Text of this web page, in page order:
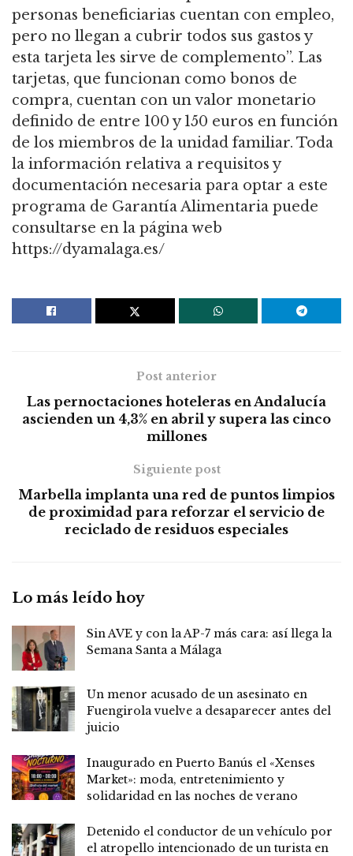
personas beneficiarias cuentan con empleo,
pero no llegan a cubrir todos sus gastos y
esta tarjeta les sirve de complemento”. Las
tarjetas, que funcionan como bonos de
compra, cuentan con un valor monetario
definido de entre 100 y 150 euros en función
de los miembros de la unidad familiar. Toda
la información relativa a requisitos y
documentación necesaria para optar a este
programa de Garantía Alimentaria puede
consultarse en la página web
https://dyamalaga.es/
Post anterior
Las pernoctaciones hoteleras en Andalucía
ascienden un 4,3% en abril y supera las cinco
millones
Siguiente post
Marbella implanta una red de puntos limpios
de proximidad para reforzar el servicio de
reciclado de residuos especiales
Lo más leído hoy
Sin AVE y con la AP-7 más cara: así llega la
Semana Santa a Málaga
Un menor acusado de un asesinato en
Fuengirola vuelve a desaparecer antes del
juicio
Inaugurado en Puerto Banús el «Xenses
Market»: moda, entretenimiento y
solidaridad en las noches de verano
Detenido el conductor de un vehículo por
el atropello intencionado de un turista en